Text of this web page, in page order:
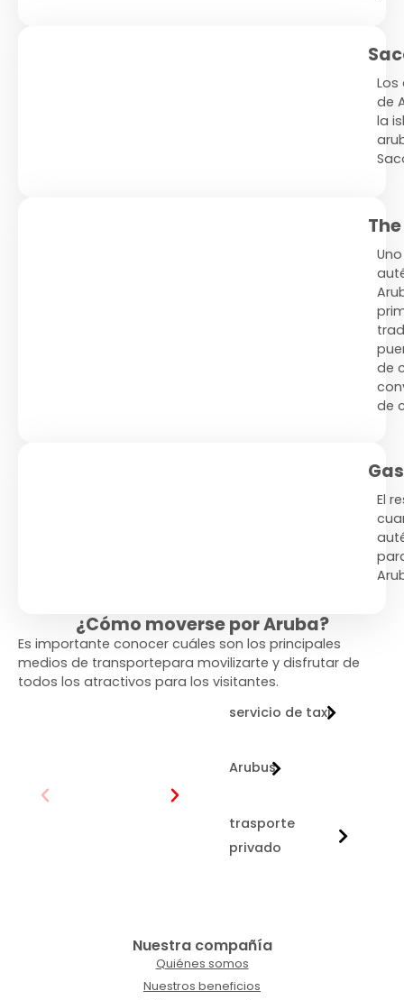
de
la
de
de
El
¿Cómo moverse por Aruba?
Es importante conocer cuáles son los principales
medios de transportepara movilizarte y disfrutar de
todos los atractivos para los visitantes.
servicio de taxi
Arubus
trasporte
privado
Nuestra compañía
Quiénes somos
Nuestros beneficios